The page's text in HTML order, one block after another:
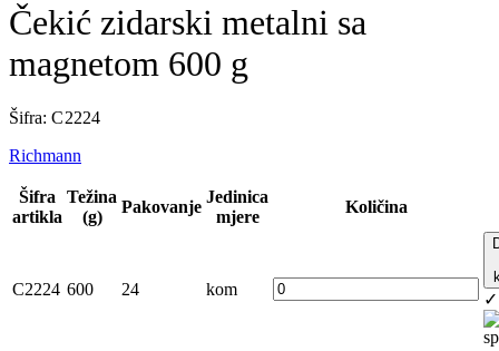
Čekić zidarski metalni sa
magnetom 600 g
Šifra: C 2224
Richmann
Šifra
artikla
Težina
(g)
Pakovanje
Jedinica
mjere
Količina
C2224 600 24 kom
✓